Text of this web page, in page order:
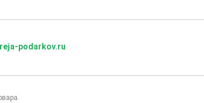
podarkov.ru